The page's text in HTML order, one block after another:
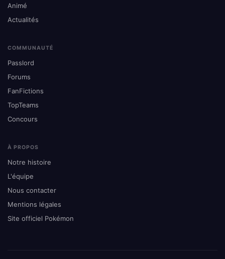
Animé
Actualités
COMMUNAUTÉ
Passlord
Forums
FanFictions
TopTeams
Concours
À PROPOS
Notre histoire
L'équipe
Nous contacter
Mentions légales
Site officiel Pokémon